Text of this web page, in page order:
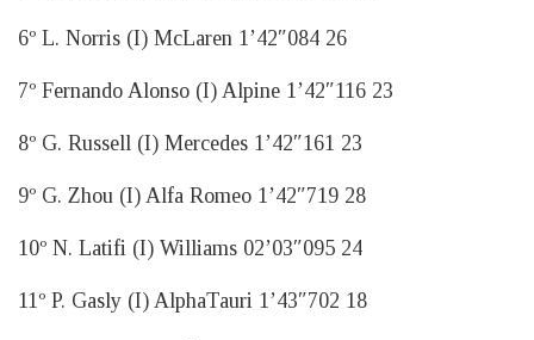
6º L. Norris (I) McLaren 1’42″084 26
7º Fernando Alonso (I) Alpine 1’42″116 23
8º G. Russell (I) Mercedes 1’42″161 23
9º G. Zhou (I) Alfa Romeo 1’42″719 28
10º N. Latifi (I) Williams 02’03″095 24
11º P. Gasly (I) AlphaTauri 1’43″702 18